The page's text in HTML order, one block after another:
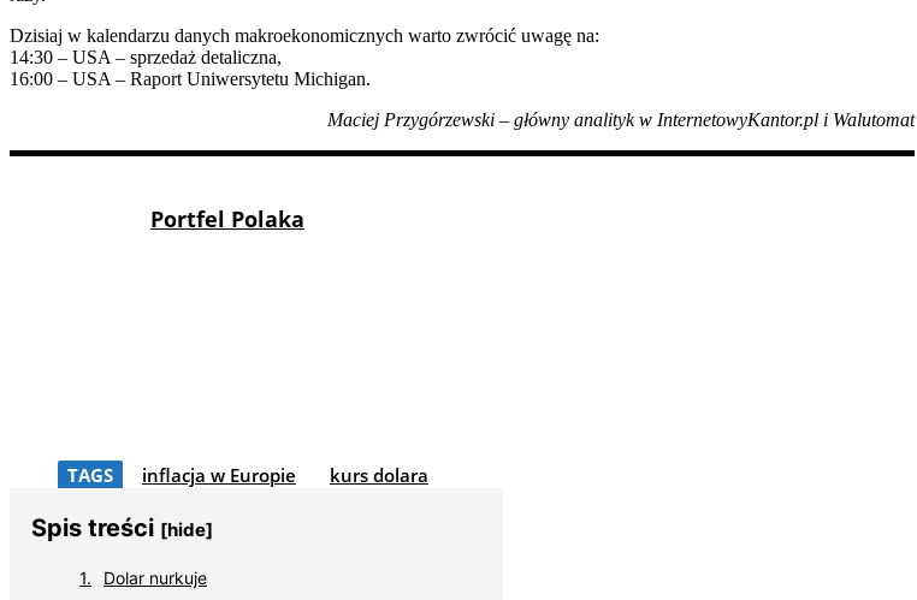
Dzisiaj w kalendarzu danych makroekonomicznych warto zwrócić uwagę na:
14:30 – USA – sprzedaż detaliczna,
16:00 – USA – Raport Uniwersytetu Michigan.
Maciej Przygórzewski – główny analityk w InternetowyKantor.pl i Walutomat
Portfel Polaka
TAGS inflacja w Europie kurs dolara
Spis treści [hide]
Dolar nurkuje